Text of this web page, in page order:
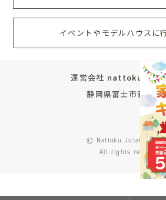
イベントやモデルハウスに
運営会社 nattoku住宅
静岡県富士市青葉町
© Nattoku Jutaku Co.,
All rights reserved.